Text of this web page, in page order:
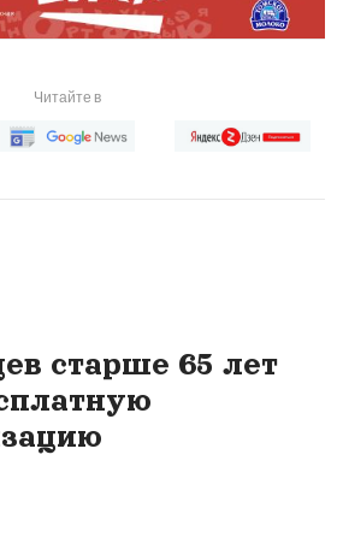
Читайте в
старше 65 лет